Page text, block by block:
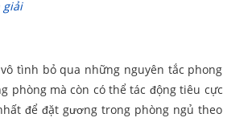
giải
tình bỏ qua những nguyên tắc phong
phòng mà còn có thể tác động tiêu cực
để đặt gương trong phòng ngủ theo